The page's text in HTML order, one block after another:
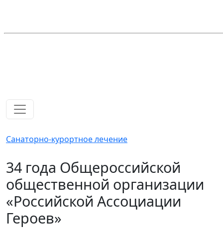
Санаторно-курортное лечение
34 года Общероссийской
общественной организации
«Российской Ассоциации
Героев»